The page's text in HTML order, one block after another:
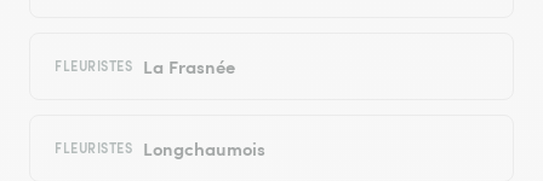
FLEURISTES La Frasnée
FLEURISTES Longchaumois